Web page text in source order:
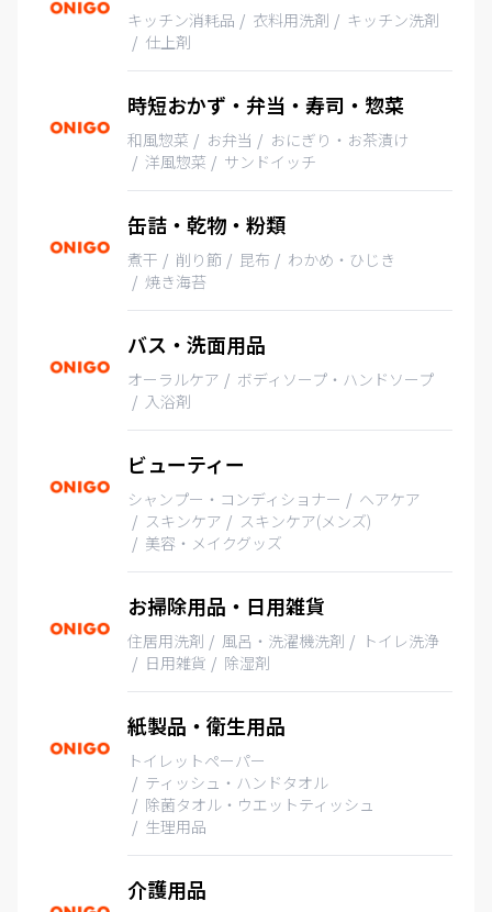
キッチン消耗品 衣料用洗剤
キッチン洗剤
仕上剤
時短おかず・弁当・寿司・惣菜
和風惣菜 お弁当
おにぎり・お茶漬け
洋風惣菜
サンドイッチ
缶詰・乾物・粉類
煮干 削り節 昆布
わかめ・ひじき
焼き海苔
バス・洗面用品
オーラルケア
ボディソープ・ハンドソープ
入浴剤
ビューティー
シャンプー・コンディショナー
ヘアケア
スキンケア
スキンケア(メンズ)
美容・メイクグッズ
お掃除用品・日用雑貨
住居用洗剤 風呂・洗濯機洗剤
トイレ洗浄
日用雑貨
除湿剤
紙製品・衛生用品
トイレットペーパー
ティッシュ・ハンドタオル
除菌タオル・ウエットティッシュ
生理用品
介護用品